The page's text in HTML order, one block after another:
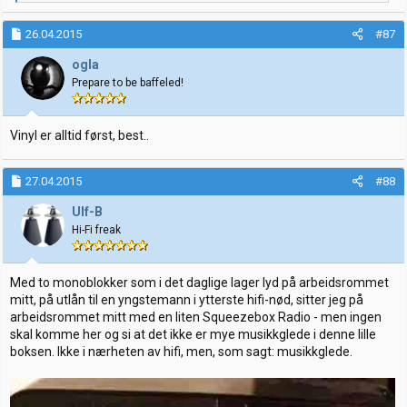
a
k
s
j
o
n
e
r
:
26.04.2015 #87
ogla
Prepare to be baffeled!
Vinyl er alltid først, best..
27.04.2015 #88
Ulf-B
Hi-Fi freak
Med to monoblokker som i det daglige lager lyd på arbeidsrommet
mitt, på utlån til en yngstemann i ytterste hifi-nød, sitter jeg på
arbeidsrommet mitt med en liten Squeezebox Radio - men ingen
skal komme her og si at det ikke er mye musikkglede i denne lille
boksen. Ikke i nærheten av hifi, men, som sagt: musikkglede.